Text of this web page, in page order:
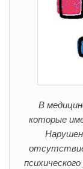
В
которые